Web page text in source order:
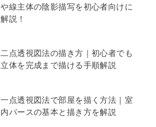
や線主体の陰影描写を初心者向けに
解説！
二点透視図法の描き方｜初心者でも
立体を完成まで描ける手順解説
一点透視図法で部屋を描く方法｜室
内パースの基本と描き方を解説